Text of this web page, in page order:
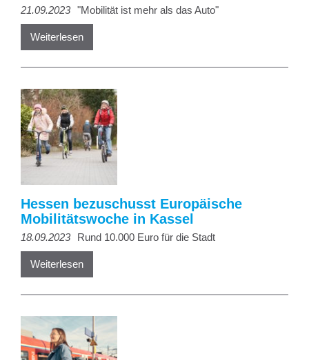
21.09.2023 "Mobilität ist mehr als das Auto"
Weiterlesen
Hessen bezuschusst Europäische
Mobilitätswoche in Kassel
18.09.2023 Rund 10.000 Euro für die Stadt
Weiterlesen